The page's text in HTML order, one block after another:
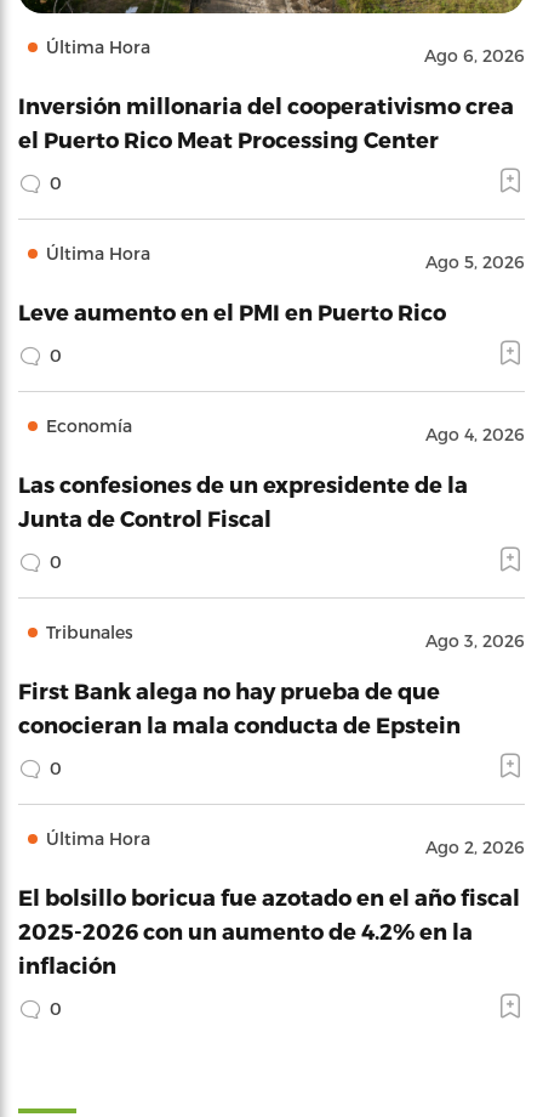
Última Hora Ago 6, 2026
Inversión millonaria del cooperativismo crea
el Puerto Rico Meat Processing Center
0
Última Hora Ago 5, 2026
Leve aumento en el PMI en Puerto Rico
0
Economía Ago 4, 2026
Las confesiones de un expresidente de la
Junta de Control Fiscal
0
Tribunales Ago 3, 2026
First Bank alega no hay prueba de que
conocieran la mala conducta de Epstein
0
Última Hora Ago 2, 2026
El bolsillo boricua fue azotado en el año fiscal
2025-2026 con un aumento de 4.2% en la
inflación
0